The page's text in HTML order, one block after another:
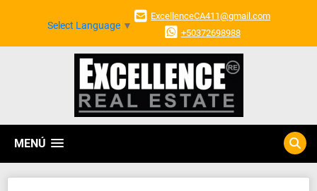
Select Language ▼
ExcellenceCA411@gmail.com
+50372698988
MENÚ